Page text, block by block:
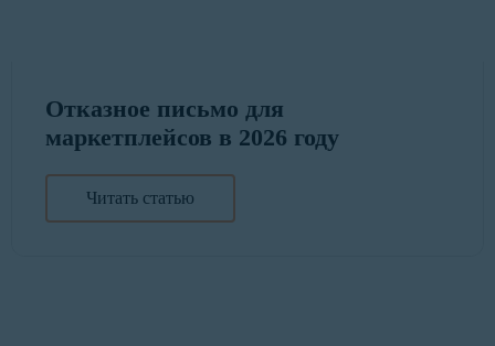
Отказное письмо для
маркетплейсов в 2026 году
Читать статью